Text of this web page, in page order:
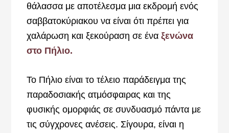
θάλασσα με αποτέλεσμα μια εκδρομή ενός
σαββατοκύριακου να είναι ότι πρέπει για
χαλάρωση και ξεκούραση σε έναξενώνα
στο Πήλιο.
To Πήλιο είναι το τέλειο παράδειγμα της
παραδοσιακής ατμόσφαιρας και της
φυσικής ομορφιάς σε συνδυασμό πάντα με
τις σύγχρονες ανέσεις. Σίγουρα, είναι η